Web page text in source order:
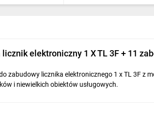
elektroniczny 1 X TL 3F + 11
zabudowy licznika elektronicznego 1 x TL 3F
i niewielkich obiektów usługowych.